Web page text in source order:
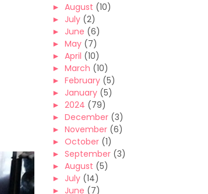
► August (10)
► July (2)
► June (6)
► May (7)
► April (10)
► March (10)
► February (5)
► January (5)
► 2024 (79)
► December (3)
► November (6)
► October (1)
► September (3)
► August (5)
► July (14)
► June (7)